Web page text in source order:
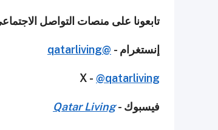
تابعونا على منصات التواصل
إنستغرام - @qatarliving
X - @qatarliving
فيسبوك -Qatar Living